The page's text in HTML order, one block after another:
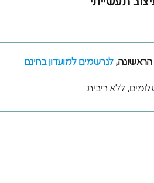
לנרשמים למועדון בחינם